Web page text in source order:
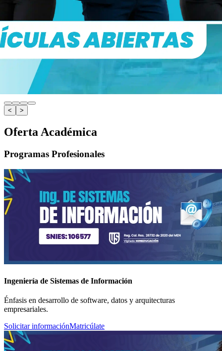
< >
Oferta Académica
Programas Profesionales
Ingeniería de Sistemas de Información
Énfasis en desarrollo de software, datos y arquitecturas
empresariales.
Solicitar informaciónMatricúlate